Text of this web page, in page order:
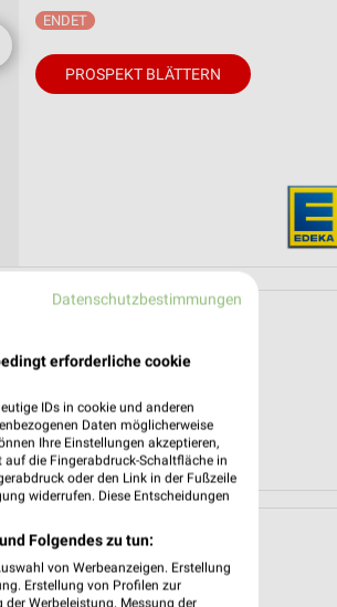
PROSPEKT BLÄTTERN
Datenschutzbestimmungen
erforderliche cookie
IDs in cookie und anderen
Daten möglicherweise
Ihre Einstellungen akzeptieren,
auf die Fingerabdruck-Schaltfläche in
oder den Link in der Fußzeile
widerrufen. Diese Entscheidungen
Folgendes zu tun:
von Werbeanzeigen. Erstellung
Erstellung von Profilen zur
Werbeleistung. Messung der